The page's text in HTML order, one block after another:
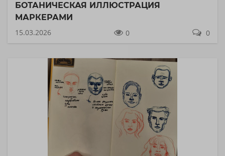
БОТАНИЧЕСКАЯ ИЛЛЮСТРАЦИЯ
МАРКЕРАМИ
15.03.2026
0 0